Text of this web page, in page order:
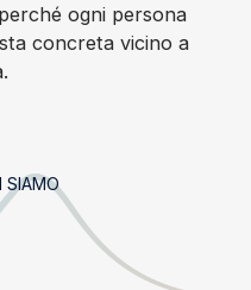
ogni persona
concreta vicino a
SIAMO